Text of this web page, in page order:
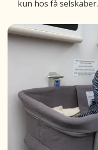
kun hos få selskaber.